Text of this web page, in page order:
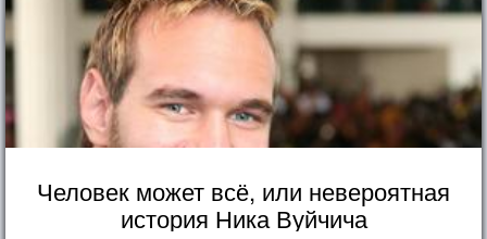
Человек может всё, или невероятная
история Ника Вуйчича